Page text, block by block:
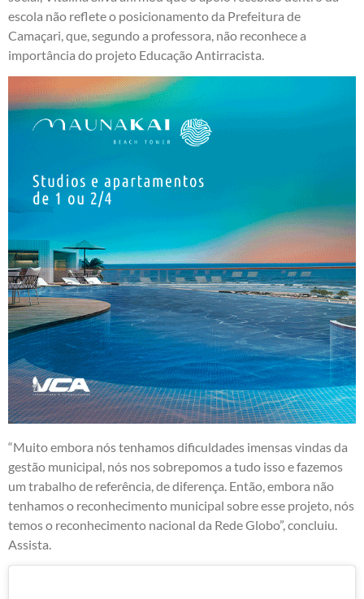
escola não reflete o posicionamento da Prefeitura de
Camaçari, que, segundo a professora, não reconhece a
importância do projeto Educação Antirracista.
“Muito embora nós tenhamos dificuldades imensas vindas da
gestão municipal, nós nos sobrepomos a tudo isso e fazemos
um trabalho de referência, de diferença. Então, embora não
tenhamos o reconhecimento municipal sobre esse projeto, nós
temos o reconhecimento nacional da Rede Globo”, concluiu.
Assista.